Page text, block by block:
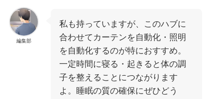
編集部
私も持っていますが、このハブに
合わせてカーテンを自動化・照明
を自動化するのが特におすすめ。
一定時間に寝る・起きると体の調
子を整えることにつながります
よ。睡眠の質の確保にぜひどう